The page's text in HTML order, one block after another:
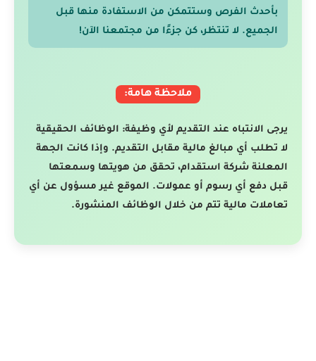
بأحدث الفرص وستتمكن من الاستفادة منها قبل
الجميع. لا تنتظر، كن جزءًا من مجتمعنا الآن!
ملاحظة هامة:
يرجى الانتباه عند التقديم لأي وظيفة: الوظائف الحقيقية
لا تطلب أي مبالغ مالية مقابل التقديم. وإذا كانت الجهة
المعلنة شركة استقدام، تحقق من هويتها وسمعتها
قبل دفع أي رسوم أو عمولات. الموقع غير مسؤول عن أي
تعاملات مالية تتم من خلال الوظائف المنشورة.